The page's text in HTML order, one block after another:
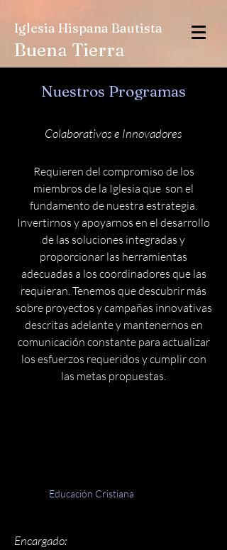
Iglesia Hispana Bautista
Buena Tierra
Nuestros Programas
Colaborativos e Innovadores
Requieren del compromiso de los
miembros de la Iglesia que son el
fundamento de nuestra estrategia.
Invertirnos y apoyarnos en el desarrollo
de las soluciones integradas y
proporcionar las herramientas
adecuadas a los coordinadores que las
requieran. Tenemos que descubrir más
sobre proyectos y campañas innovativas
descritas adelante y mantenernos en
comunicación constante para actualizar
los esfuerzos requeridos y cumplir con
las metas propuestas.
Educación Cristiana
Encargado: